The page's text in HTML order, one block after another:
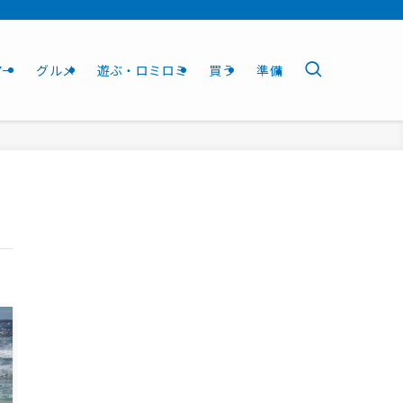
グルメ 遊ぶ・ロミロミ 買う 準備